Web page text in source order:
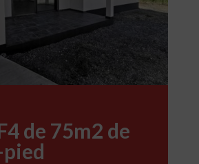
de 75m2 de